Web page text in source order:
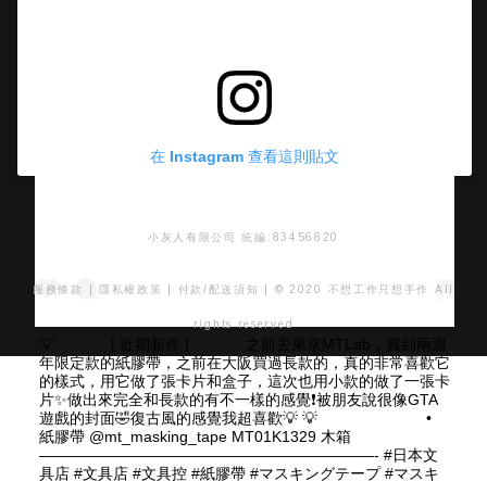
在 Instagram 查看這則貼文
年限定款的紙膠帶，之前在大阪買過長款的，真的非常喜歡它
的樣式，用它做了張卡片和盒子，這次也用小款的做了一張卡
片✨做出來完全和長款的有不一樣的感覺❗️被朋友說很像GTA
遊戲的封面🤣復古風的感覺我超喜歡💡 💡 ⠀⠀ ⠀⠀ ⠀⠀ ⠀⠀ •
紙膠帶 @mt_masking_tape MT01K1329 木箱 ⠀⠀⠀
——————————————————————- #日本文
具店 #文具店 #文具控 #紙膠帶 #マスキングテープ #マスキ
小灰人有限公司 統編:83456820
服務條款 隱私權政策 付款/配送須知 | © 2020 不想工作只想手作 All
rights reserved